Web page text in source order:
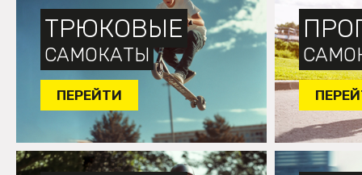
ТРЮКОВЫЕ
САМОКАТЫ
ПЕРЕЙТИ